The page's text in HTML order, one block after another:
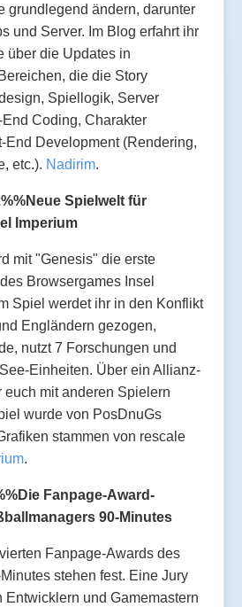
grundlegend ändern, darunter
und Server. Im Blog erfahrt ihr
über die Updates in
die die Story
Spiellogik, Server
Coding, Charakter
End Development (Rendering,
etc.). Nadirim.
Spielwelt für
Imperium
mit "Genesis" die erste
Browsergames Insel
Spiel werdet ihr in den Konflikt
Engländern gezogen,
nutzt 7 Forschungen und
Einheiten. Über ein Allianz-
euch mit anderen Spielern
wurde von PosDnuGs
stammen von rescale
.
Fanpage-Award-
90-Minutes
Fanpage-Awards des
stehen fest. Eine Jury
Entwicklern und Gamemastern